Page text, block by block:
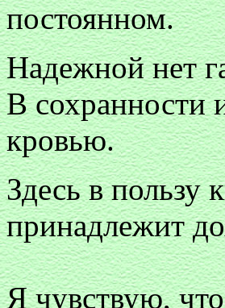
постоянном.
Надежной нет
В сохранности
кровью.
Здесь в пользу
принадлежит
Я чувствую,